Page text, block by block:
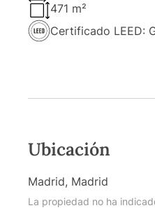
471 m²
Certificado LEED:
Ubicación
Madrid, Madrid
La propiedad no ha